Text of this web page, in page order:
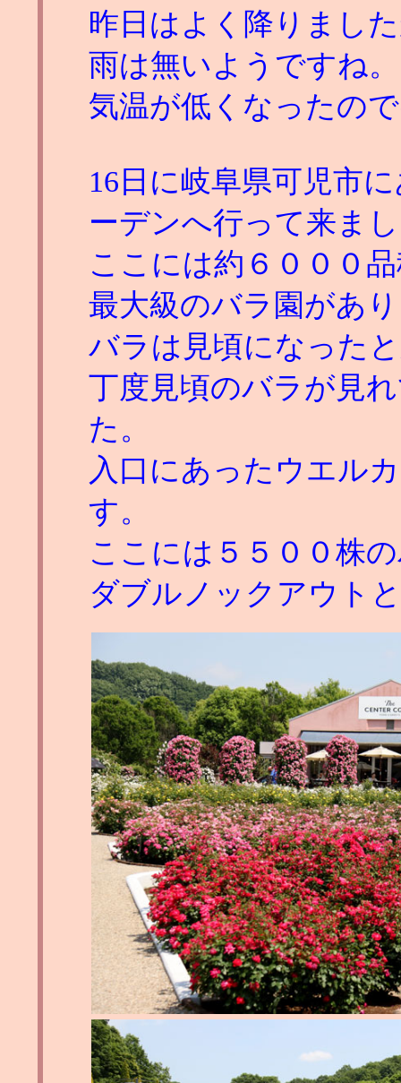
昨日はよく降りまし
雨は無いようですね。
気温が低くなったの
16日に岐阜県可児市
ーデンへ行って来ま
ここには約６０００
最大級のバラ園があ
バラは見頃になった
丁度見頃のバラが見
た。
入口にあったウエル
す。
ここには５５００株
ダブルノックアウト